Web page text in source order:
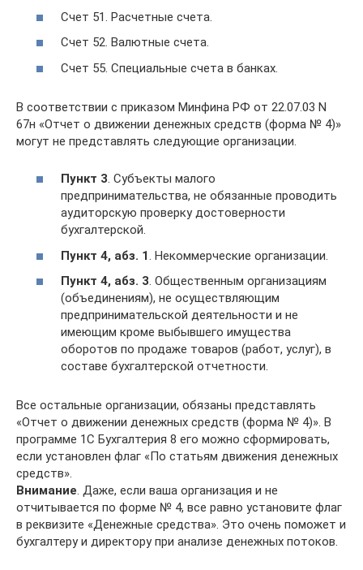
Счет 51. Расчетные счета.
Счет 52. Валютные счета.
Счет 55. Специальные счета в банках.
В соответствии с приказом Минфина РФ от 22.07.03 N
67н «Отчет о движении денежных средств (форма № 4)»
могут не представлять следующие организации.
Пункт 3. Субъекты малого
предпринимательства, не обязанные проводить
аудиторскую проверку достоверности
бухгалтерской.
Пункт 4, абз. 1 . Некоммерческие организации.
Пункт 4, абз. 3. Общественным организациям
(объединениям), не осуществляющим
предпринимательской деятельности и не
имеющим кроме выбывшего имущества
оборотов по продаже товаров (работ, услуг), в
составе бухгалтерской отчетности.
Все остальные организации, обязаны представлять
«Отчет о движении денежных средств (форма № 4)». В
программе 1С Бухгалтерия 8 его можно сформировать,
если установлен флаг «По статьям движения денежных
средств».
Внимание. Даже, если ваша организация и не
отчитывается по форме № 4, все равно установите флаг
в реквизите «Денежные средства». Это очень поможет и
бухгалтеру и директору при анализе денежных потоков.